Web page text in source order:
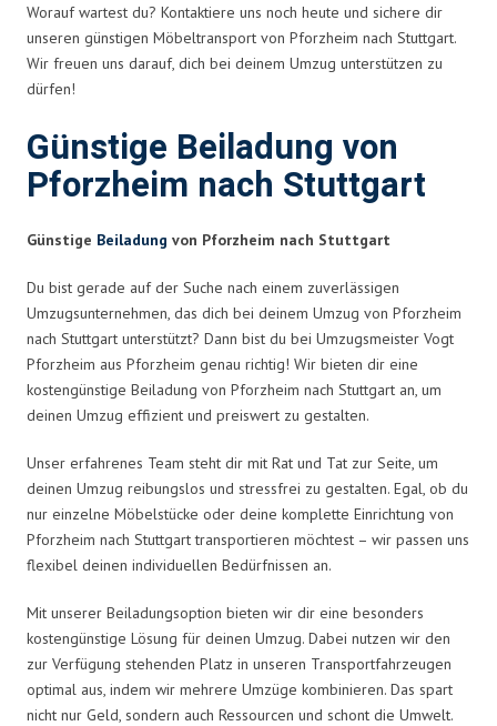
Worauf wartest du? Kontaktiere uns noch heute und sichere dir
unseren günstigen Möbeltransport von Pforzheim nach Stuttgart.
Wir freuen uns darauf, dich bei deinem Umzug unterstützen zu
dürfen!
Günstige Beiladung von
Pforzheim nach Stuttgart
Günstige Beiladung von Pforzheim nach Stuttgart
Du bist gerade auf der Suche nach einem zuverlässigen
Umzugsunternehmen, das dich bei deinem Umzug von Pforzheim
nach Stuttgart unterstützt? Dann bist du bei Umzugsmeister Vogt
Pforzheim aus Pforzheim genau richtig! Wir bieten dir eine
kostengünstige Beiladung von Pforzheim nach Stuttgart an, um
deinen Umzug effizient und preiswert zu gestalten.
Unser erfahrenes Team steht dir mit Rat und Tat zur Seite, um
deinen Umzug reibungslos und stressfrei zu gestalten. Egal, ob du
nur einzelne Möbelstücke oder deine komplette Einrichtung von
Pforzheim nach Stuttgart transportieren möchtest – wir passen uns
flexibel deinen individuellen Bedürfnissen an.
Mit unserer Beiladungsoption bieten wir dir eine besonders
kostengünstige Lösung für deinen Umzug. Dabei nutzen wir den
zur Verfügung stehenden Platz in unseren Transportfahrzeugen
optimal aus, indem wir mehrere Umzüge kombinieren. Das spart
nicht nur Geld, sondern auch Ressourcen und schont die Umwelt.